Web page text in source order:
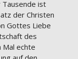
Tausende ist
der Christen
Gottes Liebe
des
Mal echte